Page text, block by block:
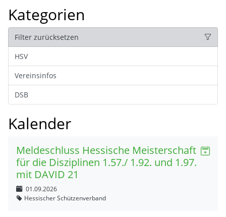
Kategorien
Filter zurücksetzen
HSV
Vereinsinfos
DSB
Kalender
Meldeschluss Hessische Meisterschaft
für die Disziplinen 1.57./ 1.92. und 1.97.
mit DAVID 21
01.09.2026
Hessischer Schützenverband